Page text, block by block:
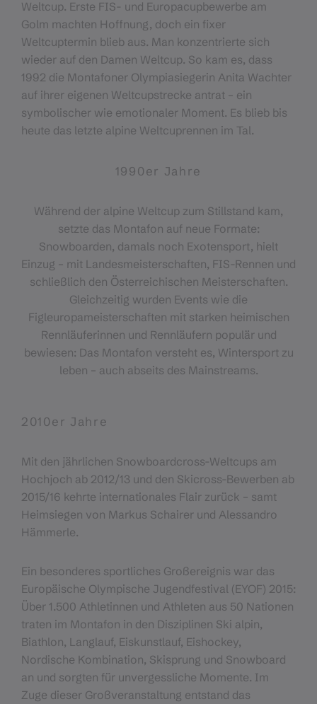
Weltcup. Erste FIS- und Europacupbewerbe am
Golm machten Hoffnung, doch ein fixer
Weltcuptermin blieb aus. Man konzentrierte sich
wieder auf den Damen Weltcup. So kam es, dass
1992 die Montafoner Olympiasiegerin Anita Wachter
auf ihrer eigenen Weltcupstrecke antrat – ein
symbolischer wie emotionaler Moment. Es blieb bis
heute das letzte alpine Weltcuprennen im Tal.
1990er Jahre
Während der alpine Weltcup zum Stillstand kam,
setzte das Montafon auf neue Formate:
Snowboarden, damals noch Exotensport, hielt
Einzug – mit Landesmeisterschaften, FIS-Rennen und
schließlich den Österreichischen Meisterschaften.
Gleichzeitig wurden Events wie die
Figleuropameisterschaften mit starken heimischen
Rennläuferinnen und Rennläufern populär und
bewiesen: Das Montafon versteht es, Wintersport zu
leben – auch abseits des Mainstreams.
2010er Jahre
Mit den jährlichen Snowboardcross-Weltcups am
Hochjoch ab 2012/13 und den Skicross-Bewerben ab
2015/16 kehrte internationales Flair zurück – samt
Heimsiegen von Markus Schairer und Alessandro
Hämmerle.
Ein besonderes sportliches Großereignis war das
Europäische Olympische Jugendfestival (EYOF) 2015:
Über 1.500 Athletinnen und Athleten aus 50 Nationen
traten im Montafon in den Disziplinen Ski alpin,
Biathlon, Langlauf, Eiskunstlauf, Eishockey,
Nordische Kombination, Skisprung und Snowboard
an und sorgten für unvergessliche Momente. Im
Zuge dieser Großveranstaltung entstand das